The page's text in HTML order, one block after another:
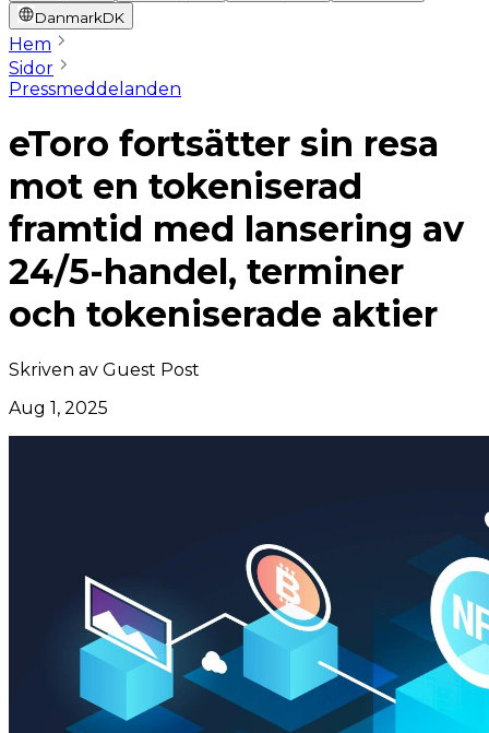
DanmarkDK
Hem
Sidor
Pressmeddelanden
eToro fortsätter sin resa
mot en tokeniserad
framtid med lansering av
24/5-handel, terminer
och tokeniserade aktier
Skriven av Guest Post
Aug 1, 2025